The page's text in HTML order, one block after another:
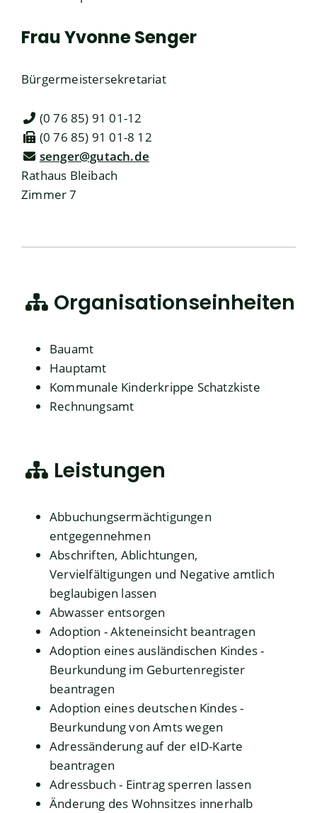
FrauYvonneSenger
Bürgermeistersekretariat
(0 76 85) 91 01-12
(0 76 85) 91 01-8 12
senger@gutach.de
Rathaus Bleibach
Zimmer 7
Organisationseinheiten
Bauamt
Hauptamt
Kommunale Kinderkrippe Schatzkiste
Rechnungsamt
Leistungen
Abbuchungsermächtigungen
entgegennehmen
Abschriften, Ablichtungen,
Vervielfältigungen und Negative amtlich
beglaubigen lassen
Abwasser entsorgen
Adoption - Akteneinsicht beantragen
Adoption eines ausländischen Kindes -
Beurkundung im Geburtenregister
beantragen
Adoption eines deutschen Kindes -
Beurkundung von Amts wegen
Adressänderung auf der eID-Karte
beantragen
Adressbuch - Eintrag sperren lassen
Änderung des Wohnsitzes innerhalb